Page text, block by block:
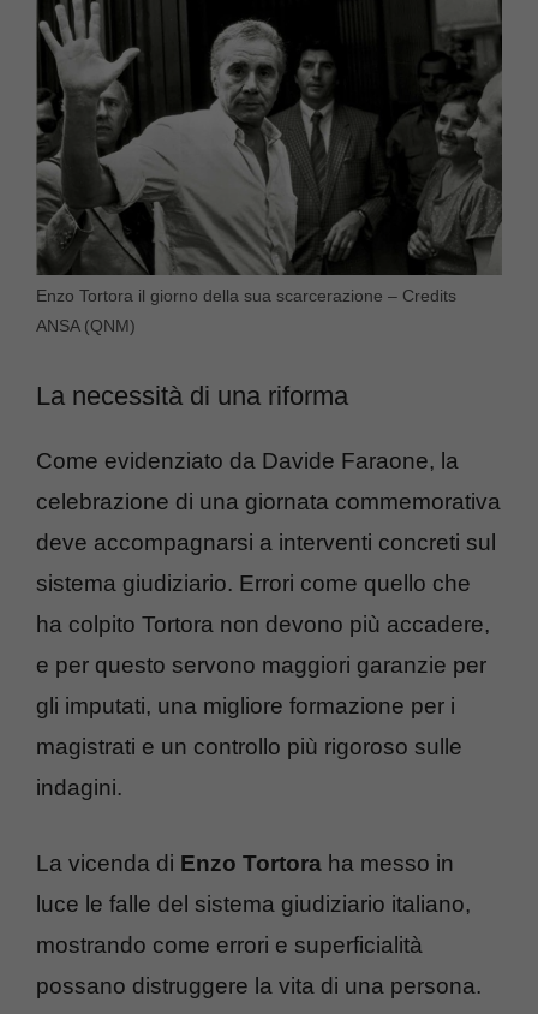
Enzo Tortora il giorno della sua scarcerazione – Credits
ANSA (QNM)
La necessità di una riforma
Come evidenziato da Davide Faraone, la
celebrazione di una giornata commemorativa
deve accompagnarsi a interventi concreti sul
sistema giudiziario. Errori come quello che
ha colpito Tortora non devono più accadere,
e per questo servono maggiori garanzie per
gli imputati, una migliore formazione per i
magistrati e un controllo più rigoroso sulle
indagini.
La vicenda di Enzo Tortora ha messo in
luce le falle del sistema giudiziario italiano,
mostrando come errori e superficialità
possano distruggere la vita di una persona.